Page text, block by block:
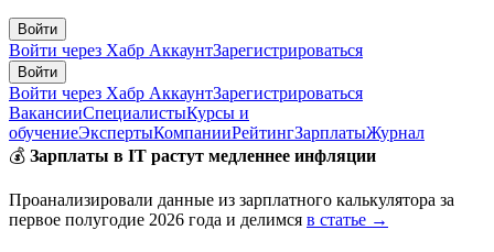
Войти
Войти через Хабр АккаунтЗарегистрироваться
Войти
Войти через Хабр АккаунтЗарегистрироваться
ВакансииСпециалистыКурсы и
обучениеЭкспертыКомпанииРейтингЗарплатыЖурнал
💰 Зарплаты в IT растут медленнее инфляции
Проанализировали данные из зарплатного калькулятора за
первое полугодие 2026 года и делимся в статье →